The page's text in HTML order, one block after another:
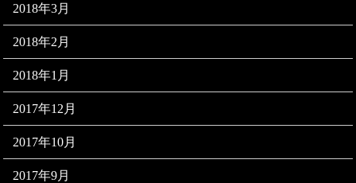
2018年3月
2018年2月
2018年1月
2017年12月
2017年10月
2017年9月